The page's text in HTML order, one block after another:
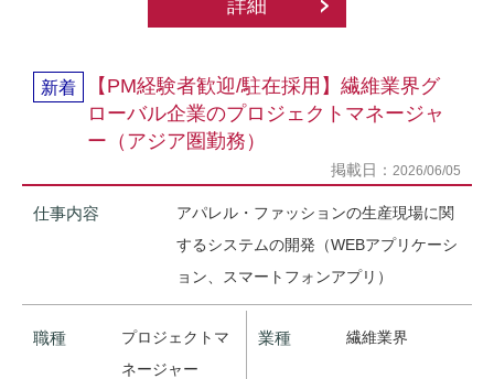
詳細
新着
【PM経験者歓迎/駐在採用】繊維業界グ
ローバル企業のプロジェクトマネージャ
ー（アジア圏勤務）
掲載日： 2026/06/05
仕事内容
アパレル・ファッションの生産現場に関
するシステムの開発（WEBアプリケーシ
ョン、スマートフォンアプリ）
職種
プロジェクトマ
ネージャー
業種 繊維業界